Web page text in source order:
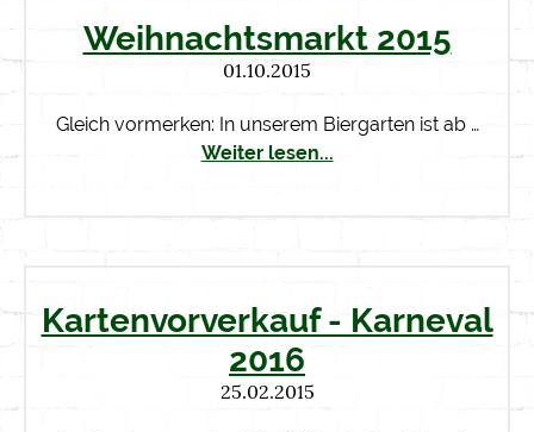
Weihnachtsmarkt 2015
01.10.2015
Gleich vormerken: In unserem Biergarten ist ab …
Weiter lesen...
Kartenvorverkauf - Karneval
2016
25.02.2015